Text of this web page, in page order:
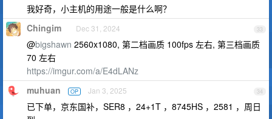
我好奇，小主机的用途一般是什么啊？
33
Chingim Dec 31, 2024
@bigshawn 2560x1080, 第二档画质 100fps 左右, 第三档画质
70 左右
https://imgur.com/a/E4dLANz
34
muhuan OP Jan 3, 2025
已下单，京东国补，SER8 ，24+1T ，8745HS ，2581 ，周日